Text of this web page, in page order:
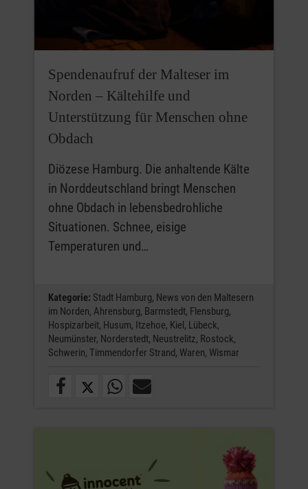
Spendenaufruf der Malteser im
Norden – Kältehilfe und
Unterstützung für Menschen ohne
Obdach
Diözese Hamburg. Die anhaltende Kälte
in Norddeutschland bringt Menschen
ohne Obdach in lebensbedrohliche
Situationen. Schnee, eisige
Temperaturen und…
Kategorie: Stadt Hamburg, News von den Maltesern
im Norden, Ahrensburg, Barmstedt, Flensburg,
Hospizarbeit, Husum, Itzehoe, Kiel, Lübeck,
Neumünster, Norderstedt, Neustrelitz, Rostock,
Schwerin, Timmendorfer Strand, Waren, Wismar